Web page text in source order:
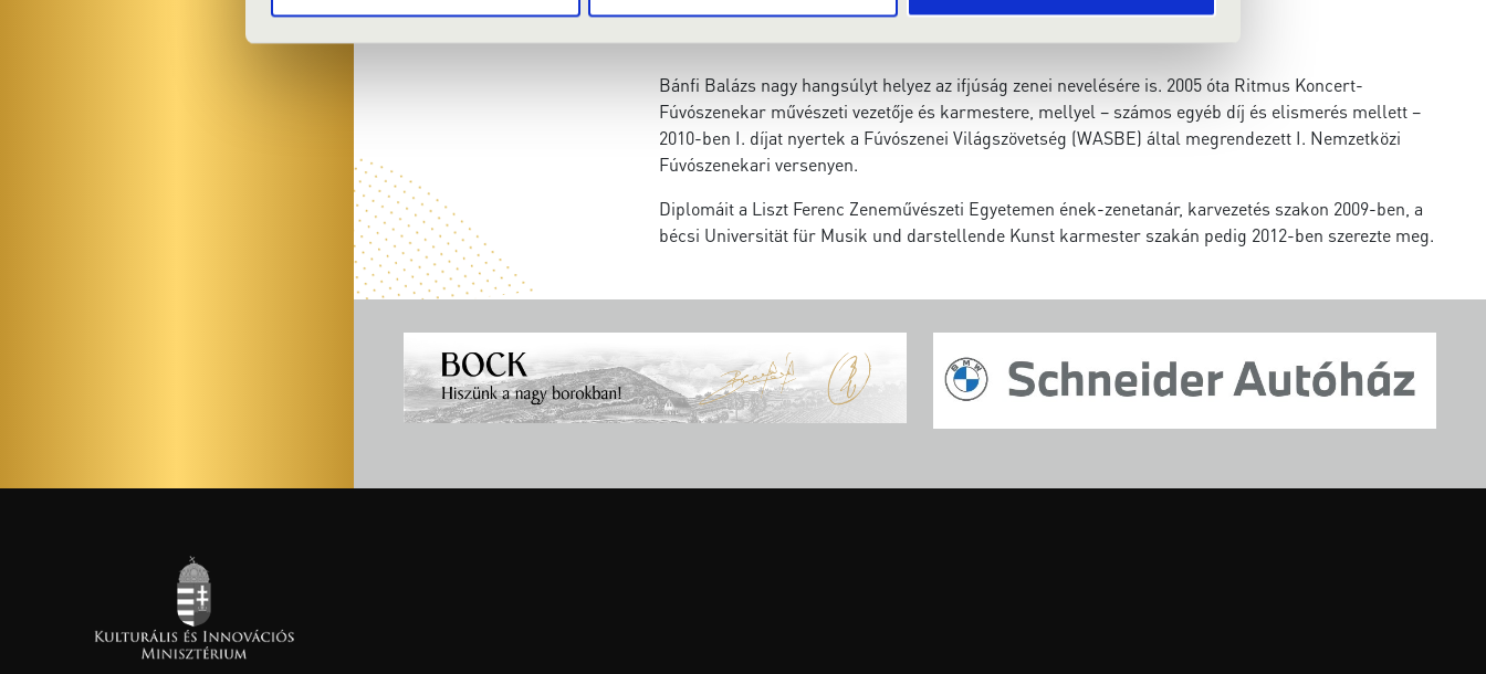
Bánfi Balázs nagy hangsúlyt helyez az ifjúság zenei nevelésére is. 2005 óta Ritmus Koncert-
Fúvószenekar művészeti vezetője és karmestere, mellyel – számos egyéb díj és elismerés mellett –
2010-ben I. díjat nyertek a Fúvószenei Világszövetség (WASBE) által megrendezett I. Nemzetközi
Fúvószenekari versenyen.
Diplomáit a Liszt Ferenc Zeneművészeti Egyetemen ének-zenetanár, karvezetés szakon 2009-ben, a
bécsi Universität für Musik und darstellende Kunst karmester szakán pedig 2012-ben szerezte meg.